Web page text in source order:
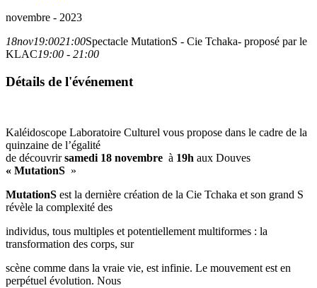
novembre - 2023
18nov19:0021:00Spectacle MutationS - Cie Tchaka- proposé par le
KLAC19:00 - 21:00
Détails de l'événement
Kaléidoscope Laboratoire Culturel vous propose dans le cadre de la
quinzaine de l’égalité
de découvrirsamedi 18 novembre à 19h aux Douves
« MutationS »
MutationS est la dernière création de la Cie Tchaka et son grand S
révèle la complexité des
individus, tous multiples et potentiellement multiformes : la
transformation des corps, sur
scène comme dans la vraie vie, est infinie. Le mouvement est en
perpétuel évolution. Nous